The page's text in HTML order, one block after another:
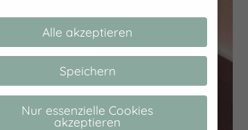
Alle akzeptieren
Speichern
Nur essenzielle Cookies
akzeptieren